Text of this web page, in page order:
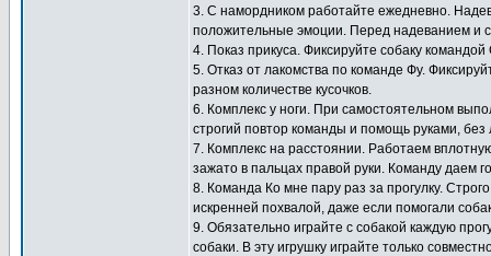
3. С намордником работайте ежедневно.
положительные эмоции. Перед надеванием и
4. Показ прикуса. Фиксируйте собаку
5. Отказ от лакомства по команде Фу.
разном количестве кусочков.
6. Комплекс у ноги. При самостоятельном
строгий повтор команды и помощь руками, без
7. Комплекс на расстоянии. Работаем
зажато в пальцах правой руки. Команду даем
8. Команда Ко мне пару раз за прогулку.
искренней похвалой, даже если помогали
9. Обязательно играйте с собакой каждую
собаки. В эту игрушку играйте только